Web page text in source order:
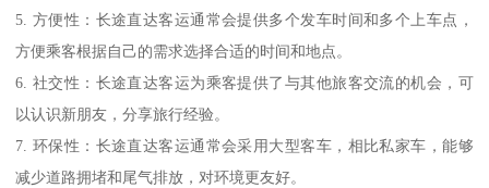
5. 方便性：长途直达客运通常会提供多个发车时间和多个上车点，
方便乘客根据自己的需求选择合适的时间和地点。
6. 社交性：长途直达客运为乘客提供了与其他旅客交流的机会，可
以认识新朋友，分享旅行经验。
7. 环保性：长途直达客运通常会采用大型客车，相比私家车，能够
减少道路拥堵和尾气排放，对环境更友好。